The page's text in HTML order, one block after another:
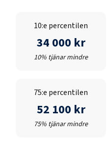
10:e percentilen
34 000 kr
10% tjänar mindre
75:e percentilen
52 100 kr
75% tjänar mindre